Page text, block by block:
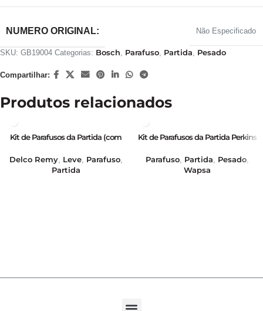
NUMERO ORIGINAL: Não Especificado
SKU: GB19004 Categorias: Bosch, Parafuso, Partida, Pesado
Compartilhar:
Produtos relacionados
Kit de Parafusos da Partida (com
Delco Remy, Leve, Parafuso,
Partida
Kit de Parafusos da Partida Perkins
Parafuso, Partida, Pesado,
Wapsa